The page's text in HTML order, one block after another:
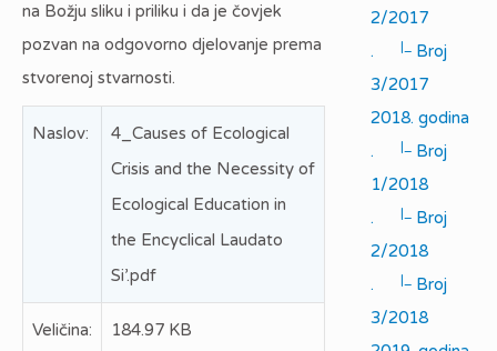
na Božju sliku i priliku i da je čovjek
pozvan na odgovorno djelovanje prema
stvorenoj stvarnosti.
Naslov:
4_Causes of Ecological
Crisis and the Necessity of
Ecological Education in
the Encyclical Laudato
Si’.pdf
Veličina: 184.97 KB
2/2017
.
|_ Broj
3/2017
2018. godina
.
|_ Broj
1/2018
.
|_ Broj
2/2018
.
|_ Broj
3/2018